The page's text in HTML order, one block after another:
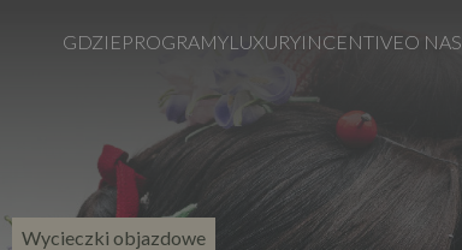
GDZIEPROGRAMYLUXURYINCENTIVEO NAS
Wycieczki objazdowe